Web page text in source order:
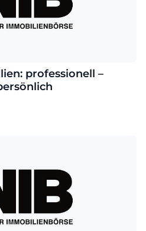
professionell –